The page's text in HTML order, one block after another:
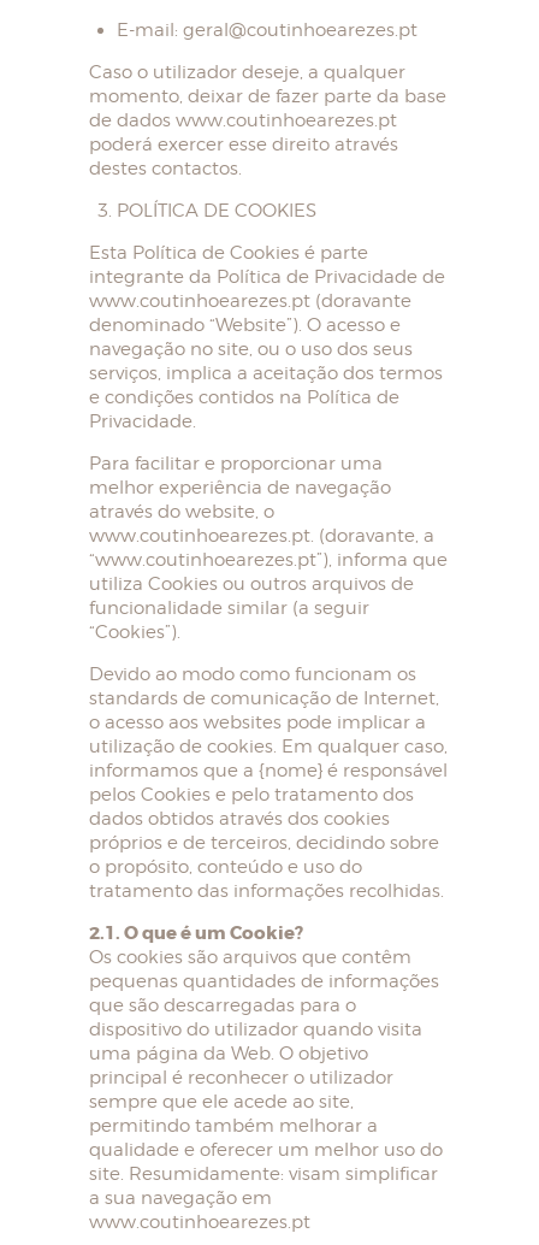
E-mail: geral@coutinhoearezes.pt
Caso o utilizador deseje, a qualquer
momento, deixar de fazer parte da base
de dados www.coutinhoearezes.pt
poderá exercer esse direito através
destes contactos.
POLÍTICA DE COOKIES
Esta Política de Cookies é parte
integrante da Política de Privacidade de
www.coutinhoearezes.pt (doravante
denominado “Website”). O acesso e
navegação no site, ou o uso dos seus
serviços, implica a aceitação dos termos
e condições contidos na Política de
Privacidade.
Para facilitar e proporcionar uma
melhor experiência de navegação
através do website, o
www.coutinhoearezes.pt. (doravante, a
“www.coutinhoearezes.pt”), informa que
utiliza Cookies ou outros arquivos de
funcionalidade similar (a seguir
“Cookies”).
Devido ao modo como funcionam os
standards de comunicação de Internet,
o acesso aos websites pode implicar a
utilização de cookies. Em qualquer caso,
informamos que a {nome} é responsável
pelos Cookies e pelo tratamento dos
dados obtidos através dos cookies
próprios e de terceiros, decidindo sobre
o propósito, conteúdo e uso do
tratamento das informações recolhidas.
2.1. O que é um Cookie?
Os cookies são arquivos que contêm
pequenas quantidades de informações
que são descarregadas para o
dispositivo do utilizador quando visita
uma página da Web. O objetivo
principal é reconhecer o utilizador
sempre que ele acede ao site,
permitindo também melhorar a
qualidade e oferecer um melhor uso do
site. Resumidamente: visam simplificar
a sua navegação em
www.coutinhoearezes.pt